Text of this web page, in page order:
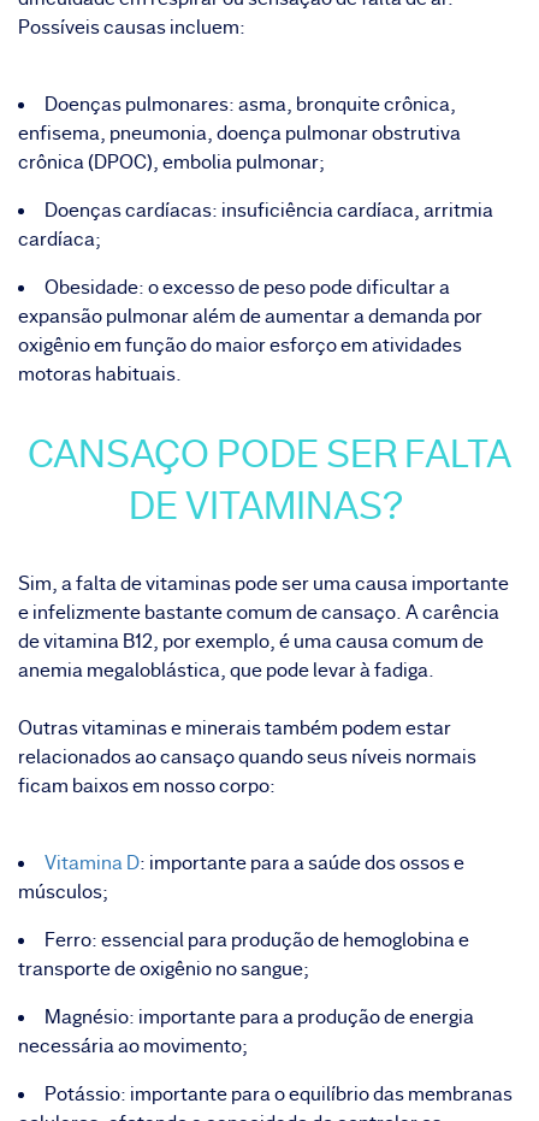
Possíveis causas incluem:
Doenças pulmonares: asma, bronquite crônica,
enfisema, pneumonia, doença pulmonar obstrutiva
crônica (DPOC), embolia pulmonar;
Doenças cardíacas: insuficiência cardíaca, arritmia
cardíaca;
Obesidade: o excesso de peso pode dificultar a
expansão pulmonar além de aumentar a demanda por
oxigênio em função do maior esforço em atividades
motoras habituais.
CANSAÇO PODE SER FALTA
DE VITAMINAS?
Sim, a falta de vitaminas pode ser uma causa importante
e infelizmente bastante comum de cansaço. A carência
devitamina B12, por exemplo, é uma causa comum de
anemia megaloblástica, que pode levar à fadiga.
Outras vitaminas e minerais também podem estar
relacionados ao cansaço quando seus níveis normais
ficam baixos em nosso corpo:
Vitamina D: importante para a saúde dos ossos e
músculos;
Ferro: essencial para produção de hemoglobina e
transporte de oxigênio no sangue;
Magnésio: importante para a produção de energia
necessária ao movimento;
Potássio: importante para o equilíbrio das membranas